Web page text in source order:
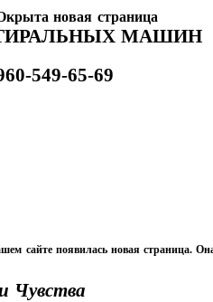
новая страница
МАШИН
549-65-69
сайте появилась новая страница.
Чувства